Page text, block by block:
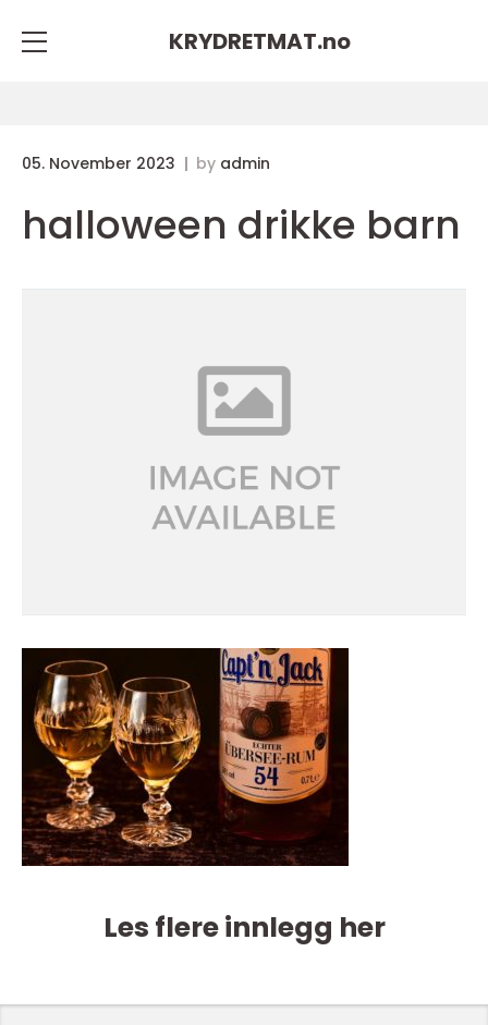
KRYDRETMAT.no
05. November 2023 by admin
halloween drikke barn
Les flere innlegg her